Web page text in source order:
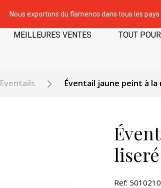
Nous exportons du flamenco dans tous les pays
MEILLEURES VENTES TOUT
Eventails Éventail jaune peint à la
Ref: